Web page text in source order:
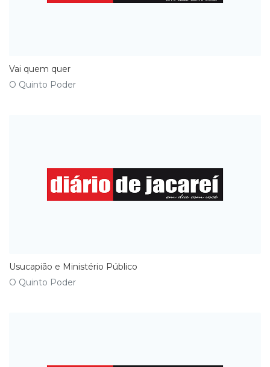
Vai quem quer
O Quinto Poder
Usucapião e Ministério Público
O Quinto Poder